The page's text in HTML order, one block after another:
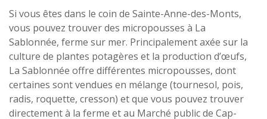
Si vous êtes dans le coin de Sainte-Anne-des-Monts,
vous pouvez trouver des micropousses à La
Sablonnée, ferme sur mer. Principalement axée sur la
culture de plantes potagères et la production d’œufs,
La Sablonnée offre différentes micropousses, dont
certaines sont vendues en mélange (tournesol, pois,
radis, roquette, cresson) et que vous pouvez trouver
directement à la ferme et au Marché public de Cap-